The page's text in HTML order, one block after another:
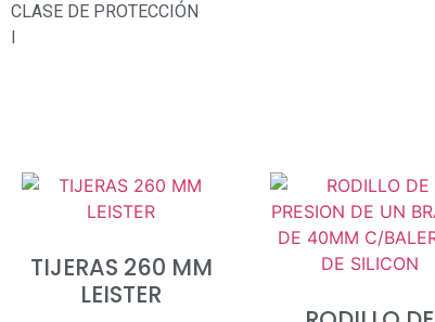
CLASE DE PROTECCIÓN
I
TIJERAS 260 MM
LEISTER